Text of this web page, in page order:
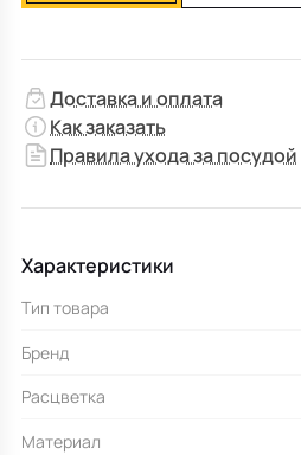
Доставка и оплата
Как заказать
Правила ухода за посудой
Характеристики
Тип товара
Бренд
Расцветка
Материал